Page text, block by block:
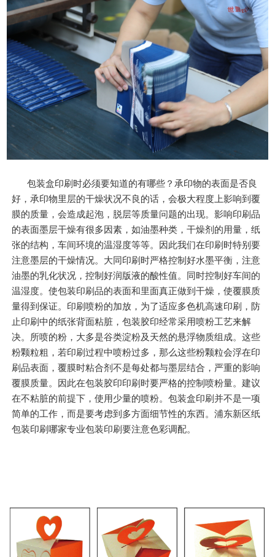
包装盒印刷时必须要知道的有哪些？承印物的表面是否良
好，承印物里层的干燥状况不良的话，会极大程度上影响到覆
膜的质量，会造成起泡，脱层等质量问题的出现。影响印刷品
的表面墨层干燥有很多因素，如油墨种类，干燥剂的用量，纸
张的结构，车间环境的温湿度等等。因此我们在印刷时特别要
注意墨层的干燥情况。大同印刷时严格控制好水墨平衡，注意
油墨的乳化状况，控制好润版液的酸性值。同时控制好车间的
温湿度。使包装印刷品的表面和里面真正做到干燥，使覆膜质
量得到保证。印刷喷粉的加放，为了适应多色机高速印刷，防
止印刷中的纸张背面粘脏，包装胶印经常采用喷粉工艺来解
决。所喷的粉，大多是谷类淀粉及天然的悬浮物质组成。这些
粉颗粒粗，若印刷过程中喷粉过多，那么这些粉颗粒会浮在印
刷品表面，覆膜时粘合剂不是每处都与墨层结合，严重的影响
覆膜质量。因此在包装胶印印刷时要严格的控制喷粉量。建议
在不粘脏的前提下，使用少量的喷粉。包装盒印刷并不是一项
简单的工作，而是要考虑到多方面细节性的东西。浦东新区纸
包装印刷哪家专业包装印刷要注意色彩调配。